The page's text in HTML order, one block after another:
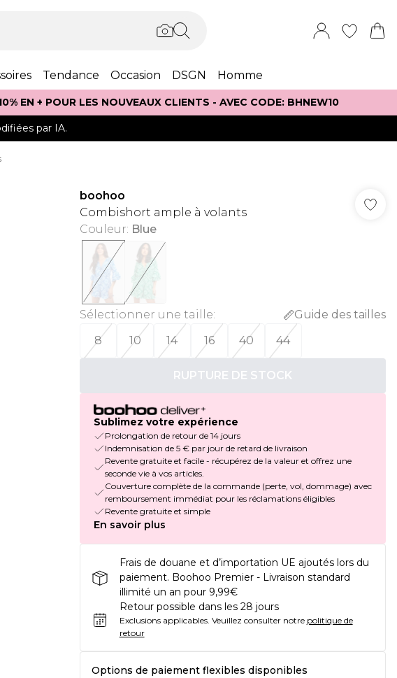
Tendance Occasion DSGN Homme
EN + POUR LES NOUVEAUX CLIENTS - AVEC CODE: BHNEW10
par IA.
boohoo
Combishort ample à volants
Couleur: Blue
Sélectionner une taille:
Guide des tailles
8
10 14 16 40 44
RUPTURE DE STOCK
Sublimez votre expérience
Prolongation de retour de 14 jours
Indemnisation de 5 € par jour de retard de livraison
Revente gratuite et facile - récupérez de la valeur et offrez une
seconde vie à vos articles.
Couverture complète de la commande (perte, vol, dommage) avec
remboursement immédiat pour les réclamations éligibles
Revente gratuite et simple
En savoir plus
Frais de douane et d’importation UE ajoutés lors du
paiement. Boohoo Premier - Livraison standard
illimité un an pour 9,99€
Retour possible dans les 28 jours
Exclusions applicables. Veuillez consulter notre politique de
retour
Options de paiement flexibles disponibles